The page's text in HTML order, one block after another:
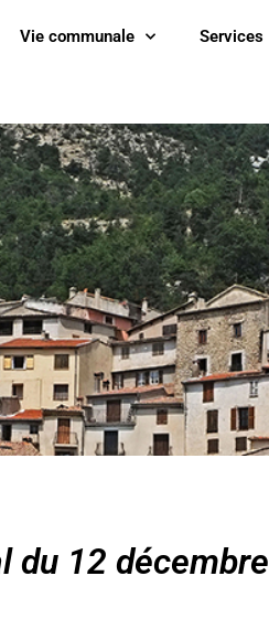
Vie communale Services
du 12 décembre